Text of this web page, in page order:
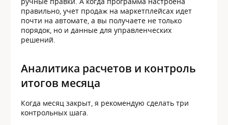
правильно, учет продаж на маркетплейсах идет
почти на автомате, а вы получаете не только
порядок, но и данные для управленческих
решений.
Аналитика расчетов и контроль
итогов месяца
Когда месяц закрыт, я рекомендую сделать три
контрольных шага.